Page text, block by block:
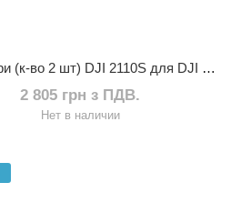
Пропелери (к-во 2 шт) DJI 2110S для DJI MATRICE 300/350 RTK
2 805 грн з ПДВ.
Нет в наличии